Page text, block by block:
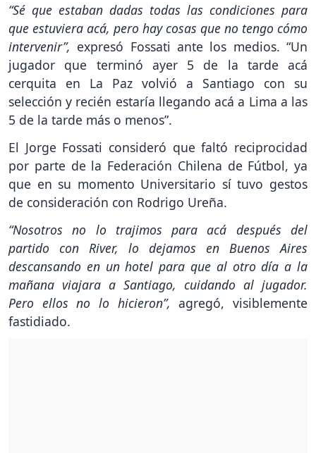
“Sé que estaban dadas todas las condiciones para
que estuviera acá, pero hay cosas que no tengo cómo
intervenir”, expresó Fossati ante los medios. “Un
jugador que terminó ayer 5 de la tarde acá
cerquita en La Paz volvió a Santiago con su
selección y recién estaría llegando acá a Lima a las
5 de la tarde más o menos”.
El Jorge Fossati consideró que faltó reciprocidad
por parte de la Federación Chilena de Fútbol, ya
que en su momento Universitario sí tuvo gestos
de consideración con Rodrigo Ureña.
“Nosotros no lo trajimos para acá después del
partido con River, lo dejamos en Buenos Aires
descansando en un hotel para que al otro día a la
mañana viajara a Santiago, cuidando al jugador.
Pero ellos no lo hicieron”, agregó, visiblemente
fastidiado.